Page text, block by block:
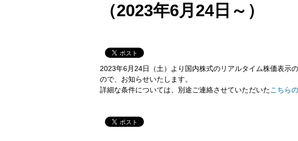
（2023年6月24日～）
2023年6月24日（土）より国内株式のリアルタイム株価表示
ので、お知らせいたします。
詳細な条件については、別途ご連絡させていただいたこちら